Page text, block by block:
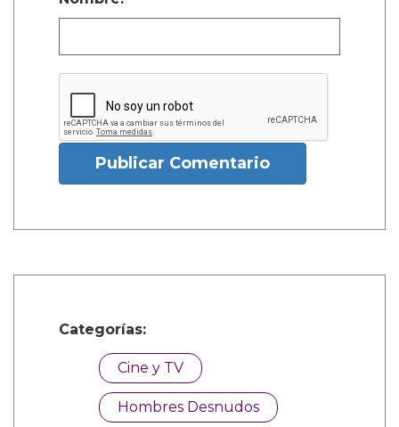
Publicar Comentario
Categorías:
Cine y TV
Hombres Desnudos